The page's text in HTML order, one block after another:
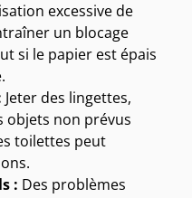
excessive de
un blocage
si le papier est épais
Jeter des lingettes,
objets non prévus
toilettes peut
: Des problèmes